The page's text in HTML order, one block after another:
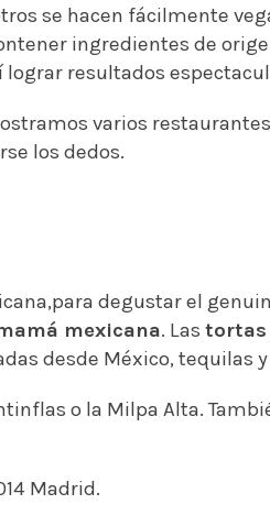
se hacen fácilmente
ingredientes de
resultados
varios
los dedos.
degustar el
mexicana. Las tortas
desde México, tequilas
o la Milpa Alta.
Madrid.